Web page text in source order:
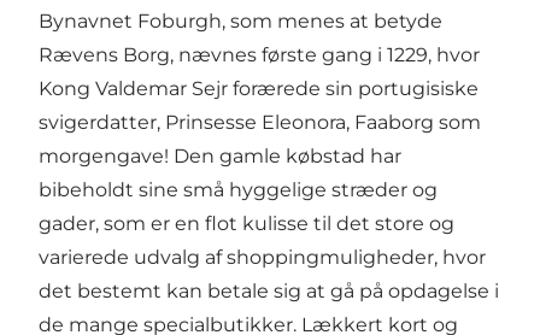
Bynavnet Foburgh, som menes at betyde
Rævens Borg, nævnes første gang i 1229, hvor
Kong Valdemar Sejr forærede sin portugisiske
svigerdatter, Prinsesse Eleonora, Faaborg som
morgengave! Den gamle købstad har
bibeholdt sine små hyggelige stræder og
gader, som er en flot kulisse til det store og
varierede udvalg af shoppingmuligheder, hvor
det bestemt kan betale sig at gå på opdagelse i
de mange specialbutikker. Lækkert kort og